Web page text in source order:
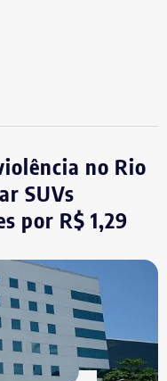
no Rio
SUVs
por R$ 1,29